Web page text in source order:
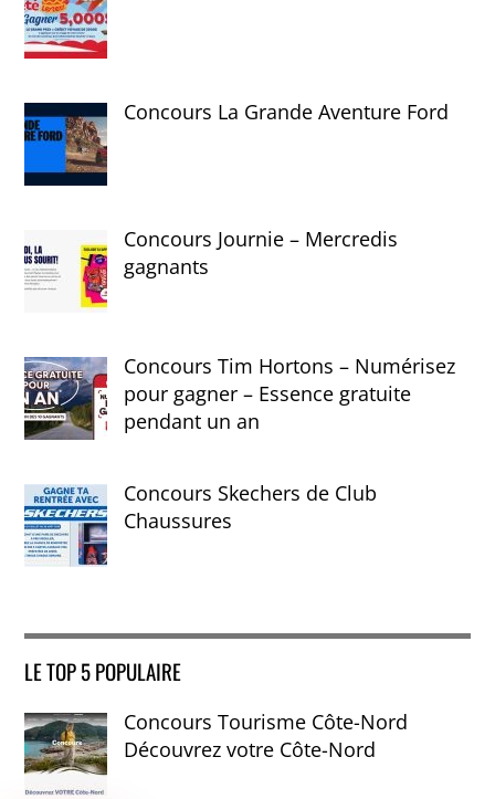
Concours La Grande Aventure Ford
Concours Journie – Mercredis
gagnants
Concours Tim Hortons – Numérisez
pour gagner – Essence gratuite
pendant un an
Concours Skechers de Club
Chaussures
LE TOP 5 POPULAIRE
Concours Tourisme Côte-Nord
Découvrez votre Côte-Nord